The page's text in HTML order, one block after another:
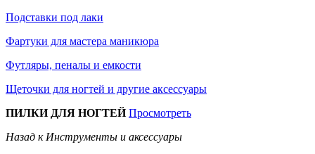
Подставки под лаки
Фартуки для мастера маникюра
Футляры, пеналы и емкости
Щеточки для ногтей и другие аксессуары
ПИЛКИ ДЛЯ НОГТЕЙПросмотреть
Назад к Инструменты и аксессуары